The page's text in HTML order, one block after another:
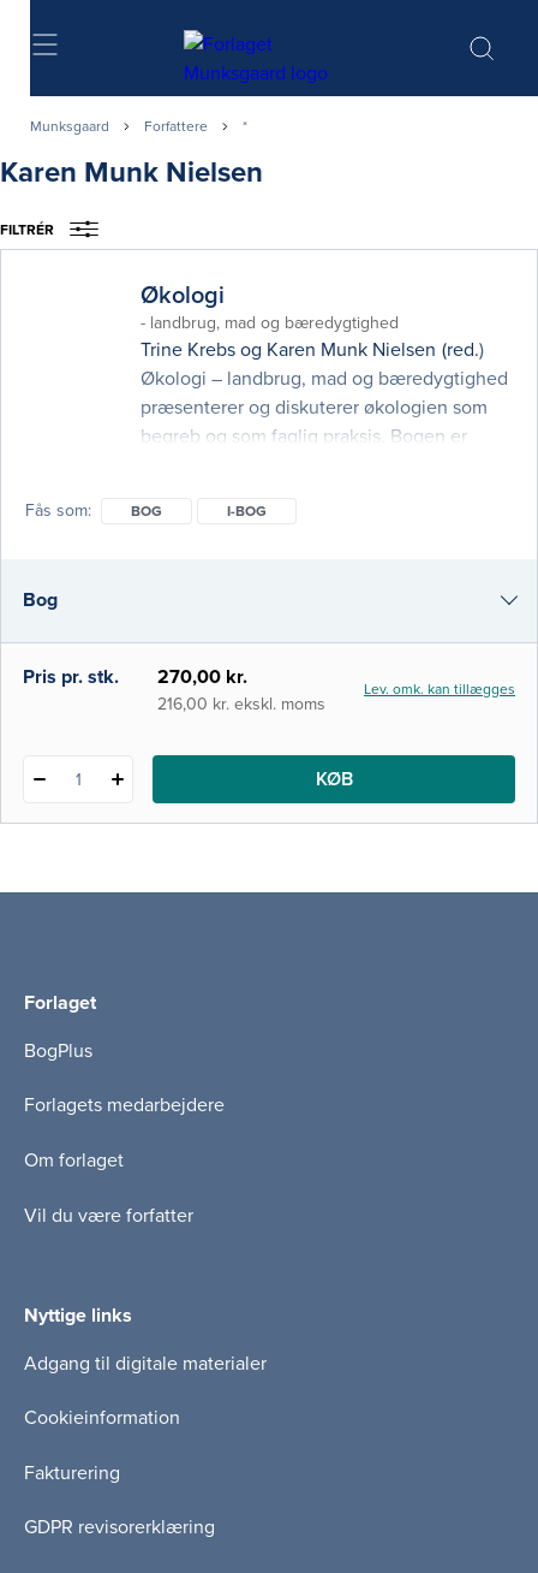
Søg
Munksgaard Forfattere *
Karen Munk Nielsen
FILTRÉR
Økologi
- landbrug, mad og bæredygtighed
Trine Krebs og Karen Munk Nielsen (red.)
Økologi – landbrug, mad og bæredygtighed
præsenterer og diskuterer økologien som
begreb og som faglig praksis. Bogen er
kvalificeret med økologi, men kan også
der ønsker at blive klogere på begrebet.
Økologi og holdninger ti
Fås som BOG I-BOG
Bog
i-bog
Pris pr. stk. 270,00 kr.
216,00 kr. ekskl. moms
Lev. omk. kan tillægges
1 KØB
Forlaget
BogPlus
Forlagets medarbejdere
Om forlaget
Vil du være forfatter
Nyttige links
Adgang til digitale materialer
Cookieinformation
Fakturering
GDPR revisorerklæring